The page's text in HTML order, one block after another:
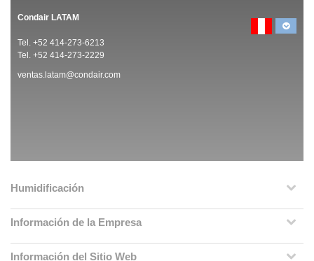
Condair LATAM
Tel. +52 414-273-6213
Tel. +52 414-273-2229
ventas.latam@condair.com
Humidificación
Información de la Empresa
Información del Sitio Web